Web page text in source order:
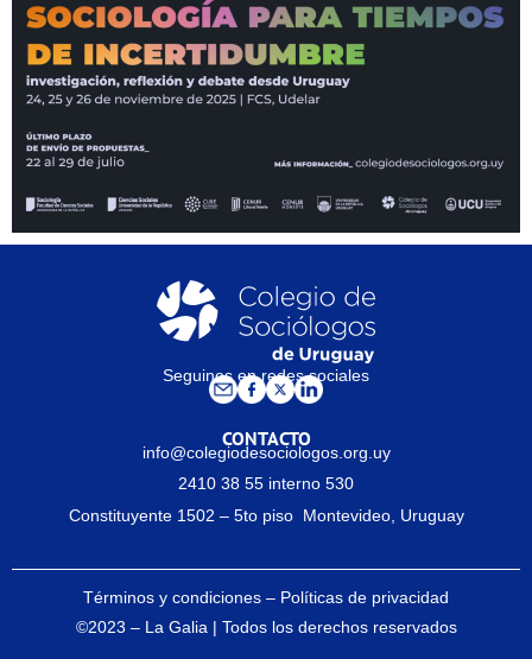
Seguinos en redes sociales
CONTACTO
info@colegiodesociologos.org.uy
2410 38 55 interno 530
Constituyente 1502 – 5to piso Montevideo, Uruguay
Términos y condiciones – Políticas de privacidad
©2023 – La Galia | Todos los derechos reservados